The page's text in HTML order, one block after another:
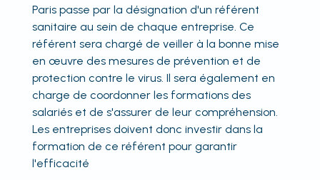
Paris passe par la désignation d'un référent
sanitaire au sein de chaque entreprise. Ce
référent sera chargé de veiller à la bonne mise
en œuvre des mesures de prévention et de
protection contre le virus. Il sera également en
charge de coordonner les formations des
salariés et de s'assurer de leur compréhension.
Les entreprises doivent donc investir dans la
formation de ce référent pour garantir
l'efficacité